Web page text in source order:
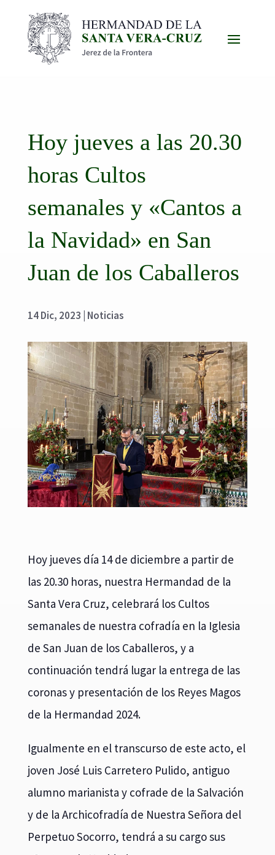
Hoy jueves a las 20.30
horas Cultos
semanales y «Cantos a
la Navidad» en San
Juan de los Caballeros
14 Dic, 2023 Noticias
Hoy jueves día 14 de diciembre a partir de
las 20.30 horas, nuestra Hermandad de la
Santa Vera Cruz, celebrará los Cultos
semanales de nuestra cofradía en la Iglesia
de San Juan de los Caballeros, y a
continuación tendrá lugar la entrega de las
coronas y presentación de los Reyes Magos
de la Hermandad 2024.
Igualmente en el transcurso de este acto, el
joven José Luis Carretero Pulido, antiguo
alumno marianista y cofrade de la Salvación
y de la Archicofradía de Nuestra Señora del
Perpetuo Socorro, tendrá a su cargo sus